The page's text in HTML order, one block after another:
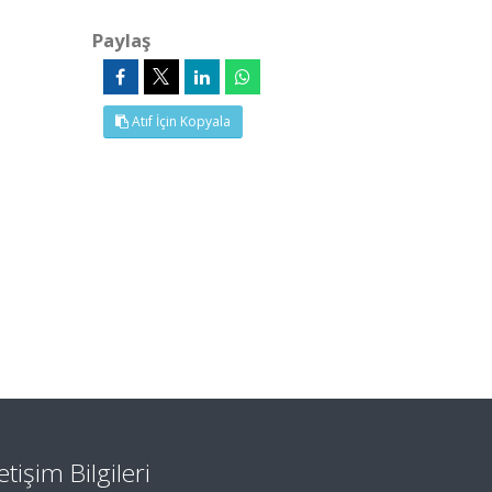
Paylaş
Atıf İçin Kopyala
Bilgileri